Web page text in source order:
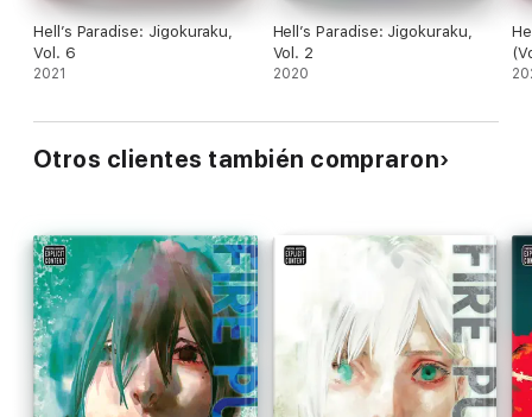
Hell’s Paradise: Jigokuraku,
Vol. 6
2021
Hell’s Paradise: Jigokuraku,
Vol. 2
2020
Otros clientes también compraron